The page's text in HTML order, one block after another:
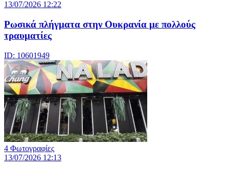
13/07/2026 12:22
Ρωσικά πλήγματα στην Ουκρανία με πολλούς
τραυματίες
ID: 10601949
4 Φωτογραφίες
13/07/2026 12:13